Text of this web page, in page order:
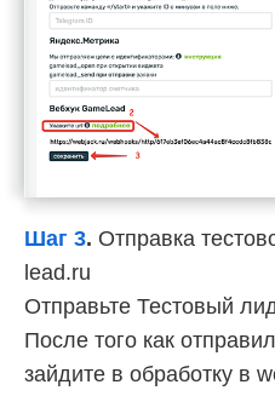
Шаг 3. Отправка
lead.ru
Отправьте Тестовый
После того как
зайдите в обработку в